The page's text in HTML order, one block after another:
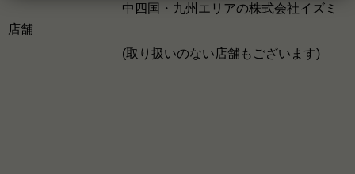
中四国・九州エリアの株式会社イズミ
店舗
(取り扱いのない店舗もございます)